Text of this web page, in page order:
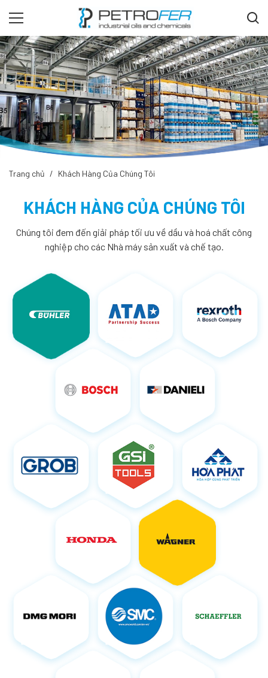
Trang chủ Khách Hàng Của Chúng Tôi
KHÁCH HÀNG CỦA CHÚNG TÔI
Chúng tôi đem đến giải pháp tối ưu về dầu và hoá chất công
nghiệp cho các Nhà máy sản xuất và chế tạo.